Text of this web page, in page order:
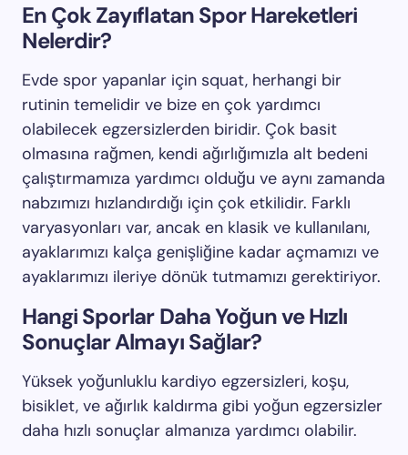
En Çok Zayıflatan Spor Hareketleri
Nelerdir?
Evde spor yapanlar için squat, herhangi bir
rutinin temelidir ve bize en çok yardımcı
olabilecek egzersizlerden biridir. Çok basit
olmasına rağmen, kendi ağırlığımızla alt bedeni
çalıştırmamıza yardımcı olduğu ve aynı zamanda
nabzımızı hızlandırdığı için çok etkilidir. Farklı
varyasyonları var, ancak en klasik ve kullanılanı,
ayaklarımızı kalça genişliğine kadar açmamızı ve
ayaklarımızı ileriye dönük tutmamızı gerektiriyor.
Hangi Sporlar Daha Yoğun ve Hızlı
Sonuçlar Almayı Sağlar?
Yüksek yoğunluklu kardiyo egzersizleri, koşu,
bisiklet, ve ağırlık kaldırma gibi yoğun egzersizler
daha hızlı sonuçlar almanıza yardımcı olabilir.